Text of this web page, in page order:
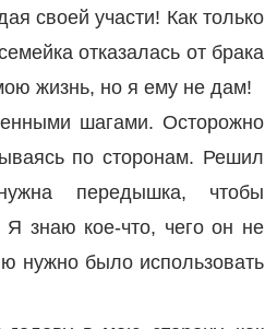
своей участи! Как только
отказалась от брака
жизнь, но я ему не дам!
шагами. Осторожно
по сторонам. Решил
передышка, чтобы
Я знаю кое-что, чего он не
нужно было использовать